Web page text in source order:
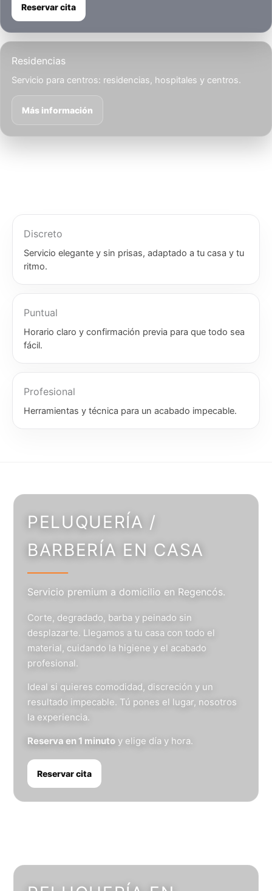
Reservar cita
Residencias
Servicio para centros: residencias, hospitales y centros.
Más información
Discreto
Servicio elegante y sin prisas, adaptado a tu casa y tu
ritmo.
Puntual
Horario claro y confirmación previa para que todo sea
fácil.
Profesional
Herramientas y técnica para un acabado impecable.
PELUQUERÍA /
BARBERÍA EN CASA
Servicio premium a domicilio en Regencós.
Corte, degradado, barba y peinado sin
desplazarte. Llegamos a tu casa con todo el
material, cuidando la higiene y el acabado
profesional.
Ideal si quieres comodidad, discreción y un
resultado impecable. Tú pones el lugar, nosotros
la experiencia.
Reserva en 1 minuto y elige día y hora.
Reservar cita